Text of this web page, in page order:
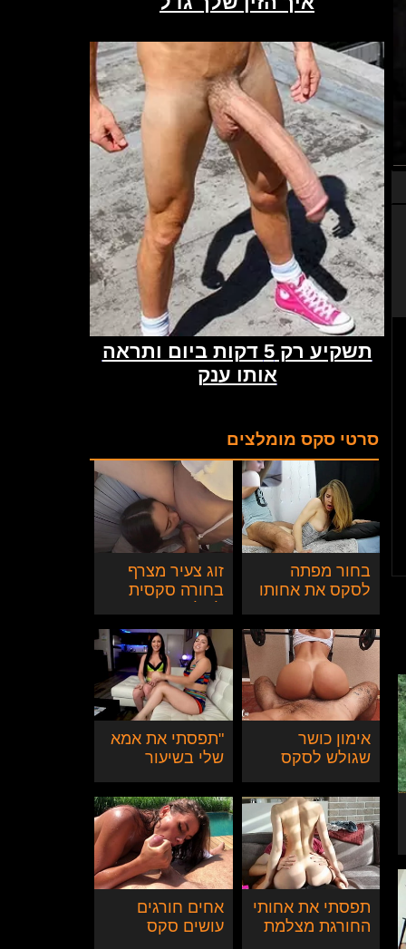
סרטי סקס מומלצים
בחור מפתה
לסקס את אחותו
סטורי
זוג צעיר מצרף
בחורה סקסית
מפנקת אותם עד
הסוף
אימון כושר
שגולש לסקס
"תפסתי את אמא
שלי בשיעור
אחותי החורגת"
תפסתי את אחותי
החורגת מצלמת
אחים חורגים
עושים סקס